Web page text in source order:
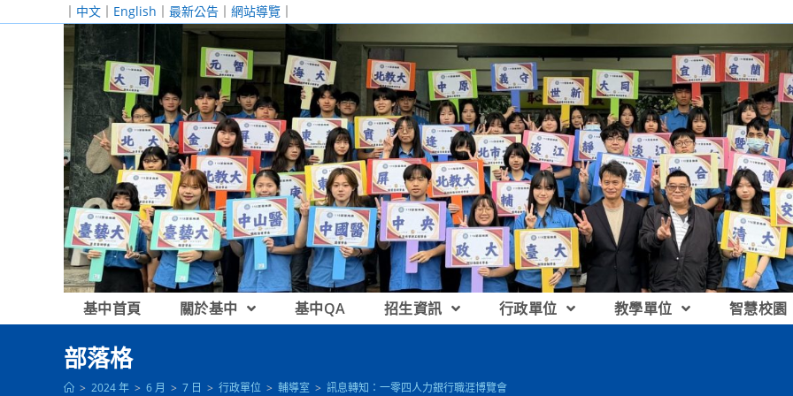
｜ 中文 ｜ English ｜ 最新公告 ｜ 網站導覽 ｜
基中首頁 關於基中 基中QA 招生資訊 行政單位 教學單位 智慧校園
部落格
> 2024 年 > 6 月 > 7 日 > 行政單位 > 輔導室 > 訊息轉知：一零四人力銀行職涯博覽會